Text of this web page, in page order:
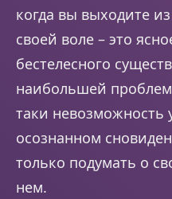
когда вы выходите
своей воле – это
бестелесного
наибольшей
таки невозможность
осознанном
только подумать о
нем.